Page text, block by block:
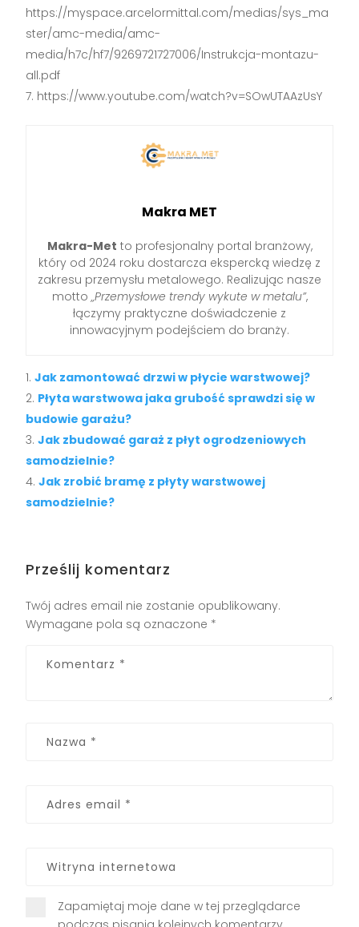
https://myspace.arcelormittal.com/medias/sys_ma
ster/amc-media/amc-
media/h7c/hf7/9269721727006/Instrukcja-montazu-
all.pdf
https://www.youtube.com/watch?v=SOwUTAAzUsY
Makra MET
Makra-Met to profesjonalny portal branżowy,
który od 2024 roku dostarcza ekspercką wiedzę z
zakresu przemysłu metalowego. Realizując nasze
motto„Przemysłowe trendy wykute w metalu”,
łączymy praktyczne doświadczenie z
innowacyjnym podejściem do branży.
Jak zamontować drzwi w płycie warstwowej?
Płyta warstwowa jaka grubość sprawdzi się w
budowie garażu?
Jak zbudować garaż z płyt ogrodzeniowych
samodzielnie?
Jak zrobić bramę z płyty warstwowej
samodzielnie?
Prześlij komentarz
Twój adres email nie zostanie opublikowany.
Wymagane pola są oznaczone *
Zapamiętaj moje dane w tej przeglądarce